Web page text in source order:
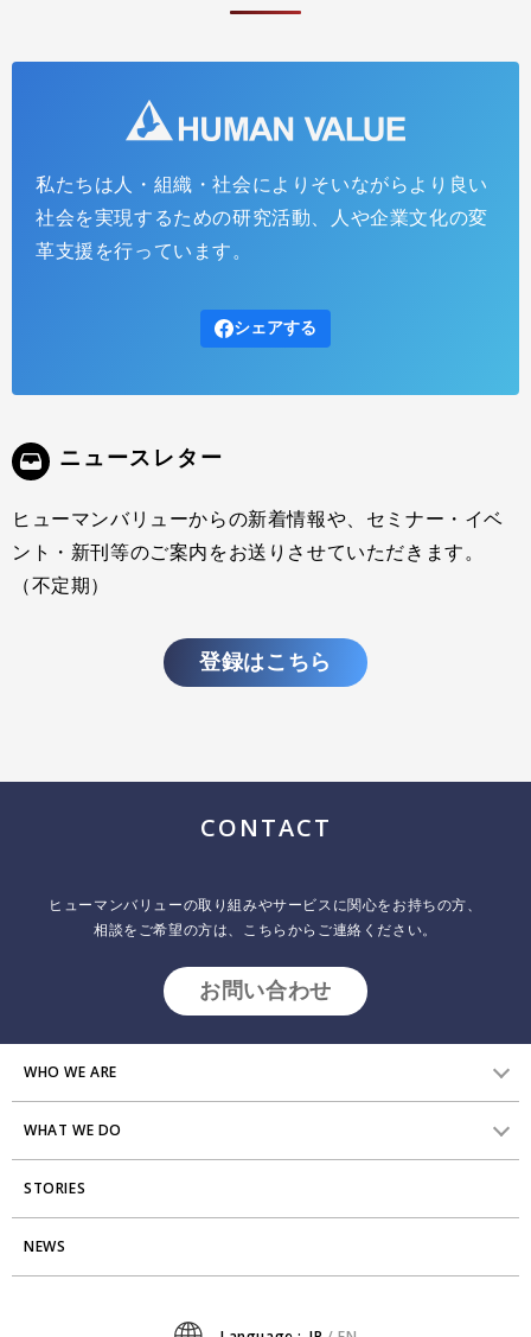
私たちは人・組織・社会によりそいながらより良い
社会を実現するための研究活動、人や企業文化の変
革支援を行っています。
シェアする
ニュースレター
ヒューマンバリューからの新着情報や、セミナー・イベ
ント・新刊等のご案内をお送りさせていただきます。
（不定期）
登録はこちら
CONTACT
ヒューマンバリューの取り組みやサービスに関心をお持ちの方、
相談をご希望の方は、こちらからご連絡ください。
お問い合わせ
WHO WE ARE
HVからのメッセージ
研究員紹介
アクセス
WHAT WE DO
組織変革
エンゲージメント向上支援
STORIES
Stories
NEWS